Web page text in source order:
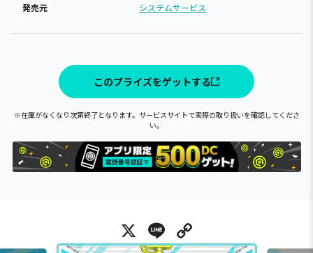
発売元 システムサービス
このプライズをゲットする
※在庫がなくなり次第終了となります。サービスサイトで実際の取り扱いを確認してくださ
い。
X Line